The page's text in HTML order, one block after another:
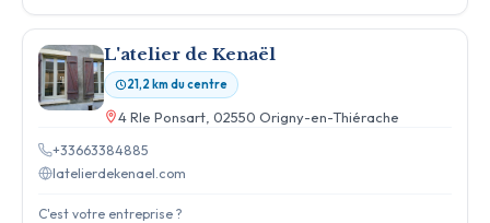
L'atelier de Kenaël
21,2 km du centre
4 Rle Ponsart, 02550 Origny-en-Thiérache
+33663384885
latelierdekenael.com
C'est votre entreprise ?